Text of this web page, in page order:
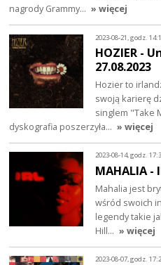
nagrody Grammy… » więcej
2023-08-21, godz.
HOZIER -
27.08.2023
Hozier to
swoją karierę
singlem "Take
dyskografia poszerzyła… » więcej
2023-08-14, godz.
MAHALIA -
Mahalia jest
wśród swoich
legendy takie
Hill… » więcej
2023-08-07, godz.